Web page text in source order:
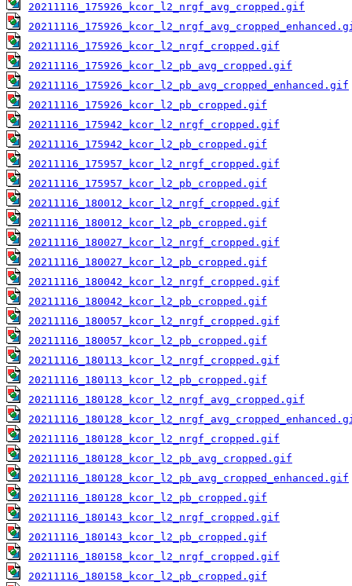
20211116_175926_kcor_l2_nrgf_avg_cropped.gif
20211116_175926_kcor_l2_nrgf_cropped.gif
20211116_175926_kcor_l2_pb_avg_cropped.gif
20211116_175926_kcor_l2_pb_avg_cropped_enhanced.gif
20211116_175926_kcor_l2_pb_cropped.gif
20211116_175942_kcor_l2_nrgf_cropped.gif
20211116_175942_kcor_l2_pb_cropped.gif
20211116_175957_kcor_l2_nrgf_cropped.gif
20211116_175957_kcor_l2_pb_cropped.gif
20211116_180012_kcor_l2_nrgf_cropped.gif
20211116_180012_kcor_l2_pb_cropped.gif
20211116_180027_kcor_l2_nrgf_cropped.gif
20211116_180027_kcor_l2_pb_cropped.gif
20211116_180042_kcor_l2_nrgf_cropped.gif
20211116_180042_kcor_l2_pb_cropped.gif
20211116_180057_kcor_l2_nrgf_cropped.gif
20211116_180057_kcor_l2_pb_cropped.gif
20211116_180113_kcor_l2_nrgf_cropped.gif
20211116_180113_kcor_l2_pb_cropped.gif
20211116_180128_kcor_l2_nrgf_avg_cropped.gif
20211116_180128_kcor_l2_nrgf_cropped.gif
20211116_180128_kcor_l2_pb_avg_cropped.gif
20211116_180128_kcor_l2_pb_avg_cropped_enhanced.gif
20211116_180128_kcor_l2_pb_cropped.gif
20211116_180143_kcor_l2_nrgf_cropped.gif
20211116_180143_kcor_l2_pb_cropped.gif
20211116_180158_kcor_l2_nrgf_cropped.gif
20211116_180158_kcor_l2_pb_cropped.gif